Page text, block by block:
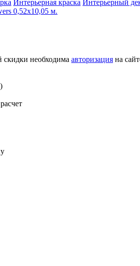
Интерьерная краска Интерьерный
скидки необходима авторизация на